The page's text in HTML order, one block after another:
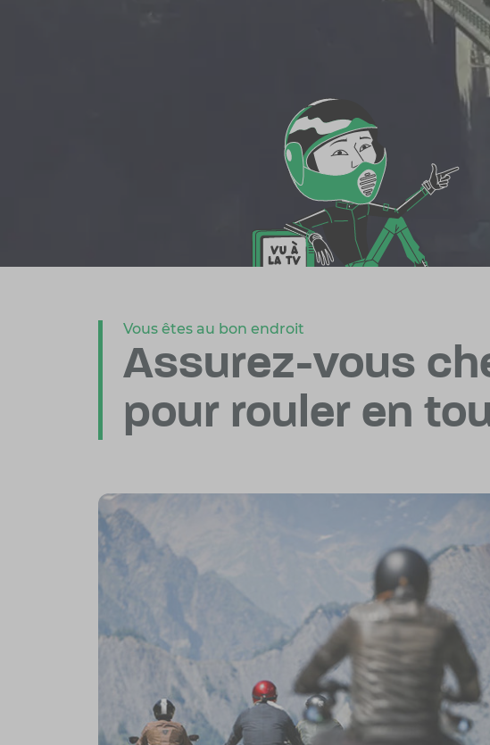
Vous êtes au bon endroit
Assurez-vous
pour rouler en